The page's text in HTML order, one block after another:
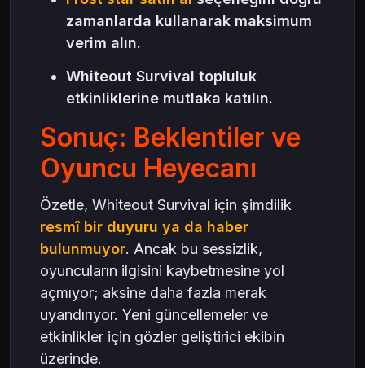
zamanlarda kullanarak maksimum
verim alın.
Whiteout Survival topluluk
etkinliklerine mutlaka katılın.
Sonuç: Beklentiler ve
Oyuncu Heyecanı
Özetle, Whiteout Survival için şimdilik
resmî bir duyuru ya da haber
bulunmuyor. Ancak bu sessizlik,
oyuncuların ilgisini kaybetmesine yol
açmıyor; aksine daha fazla merak
uyandırıyor. Yeni güncellemeler ve
etkinlikler için gözler geliştirici ekibin
üzerinde.